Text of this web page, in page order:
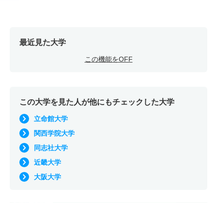
最近見た大学
この機能をOFF
この大学を見た人が他にもチェックした大学
立命館大学
関西学院大学
同志社大学
近畿大学
大阪大学